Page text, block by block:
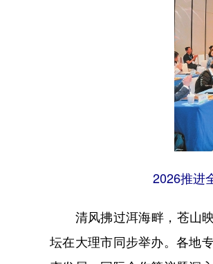
2026推进
清风拂过洱海畔，苍山映
坛在大理市同步举办。各地